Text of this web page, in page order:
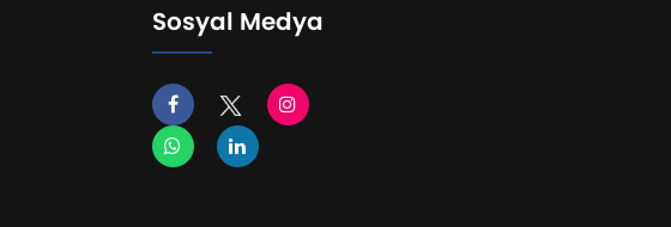
konferansını 19–20
Ağustos 2026 tarihlerinde
gerçekleştirecek. Universiti
Tun Hussein Malaysia, Asia
Pacific Research and
Knowledge Network
Sosyal Medya